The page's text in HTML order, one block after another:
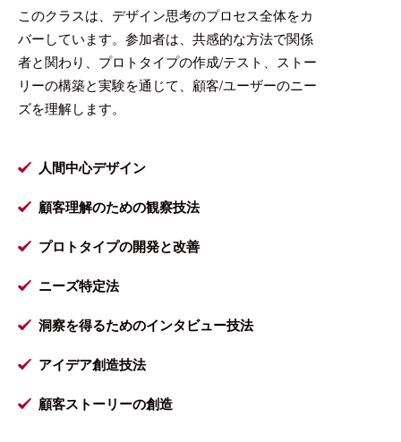
このクラスは、デザイン思考のプロセス全体をカ
バーしています。参加者は、共感的な方法で関係
者と関わり、プロトタイプの作成/テスト、ストー
リーの構築と実験を通じて、顧客/ユーザーのニー
ズを理解します。
人間中心デザイン
顧客理解のための観察技法
プロトタイプの開発と改善
ニーズ特定法
洞察を得るためのインタビュー技法
アイデア創造技法
顧客ストーリーの創造